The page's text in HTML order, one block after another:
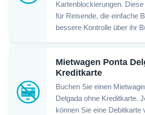
Kartenblockierungen. Diese
für Reisende, die einfache
bessere Kontrolle über ihr
Mietwagen Ponta
Kreditkarte
Buchen Sie einen
Delgada ohne Kreditkarte.
können Sie eine Debitkarte